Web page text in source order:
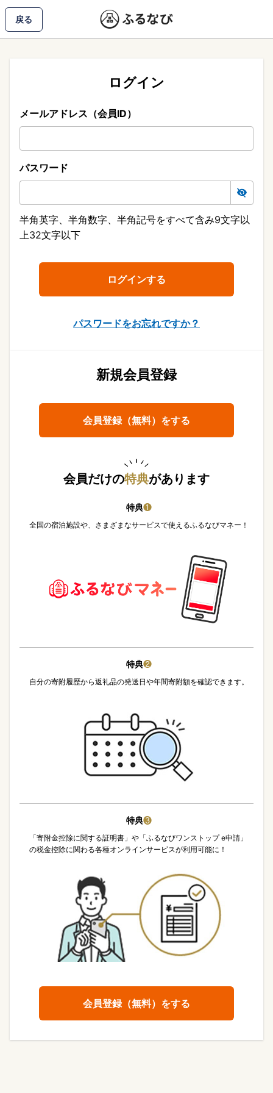
戻る
ログイン
メールアドレス（会員ID）
パスワード
半角英字、半角数字、半角記号をすべて含み9文字以
上32文字以下
パスワードをお忘れですか？
新規会員登録
会員登録（無料）をする
会員だけの特典があります
特典❶
全国の宿泊施設や、さまざまなサービスで使えるふるなびマネー！
特典❷
自分の寄附履歴から返礼品の発送日や年間寄附額を確認できます。
特典❸
「寄附金控除に関する証明書」や「ふるなびワンストップ e申請」
の税金控除に関わる各種オンラインサービスが利用可能に！
会員登録（無料）をする